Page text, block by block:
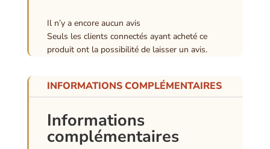
Il n’y a encore aucun avis
Seuls les clients connectés ayant acheté ce
produit ont la possibilité de laisser un avis.
INFORMATIONS COMPLÉMENTAIRES
Informations
complémentaires